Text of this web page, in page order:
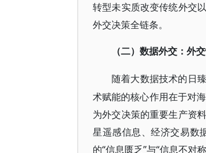
转型未实质改变传统外交
外交决策全链条。
（二）数据外交：外
随着大数据技术的日臻
术赋能的核心作用在于对
为外交决策的重要生产资
星遥感信息、经济交易数
的“信息匮乏”与“信息不对